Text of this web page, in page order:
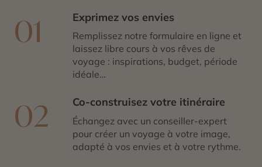
01 Exprimez vos envies
Remplissez notre formulaire en ligne et
laissez libre cours à vos rêves de
voyage : inspirations, budget, période
idéale…
02 Co-construisez votre itinéraire
Échangez avec un conseiller-expert
pour créer un voyage à votre image,
adapté à vos envies et à votre rythme.